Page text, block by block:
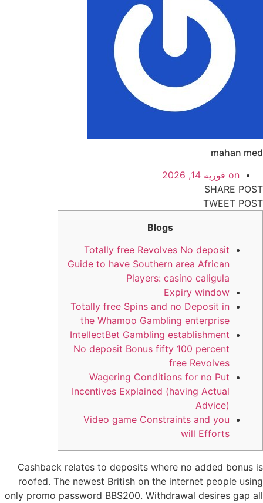
mahan med
on فوریه 14, 2026
SHARE POST
TWEET POST
Blogs
Totally free Revolves No deposit
Guide to have Southern area African
Players: casino caligula
Expiry window
Totally free Spins and no Deposit in
the Whamoo Gambling enterprise
IntellectBet Gambling establishment
No deposit Bonus fifty 100 percent
free Revolves
Wagering Conditions for no Put
Incentives Explained (having Actual
Advice)
Video game Constraints and you
will Efforts
Cashback relates to deposits where no added bonus is
roofed. The newest British on the internet people using
only promo password BBS200. Withdrawal desires gap all